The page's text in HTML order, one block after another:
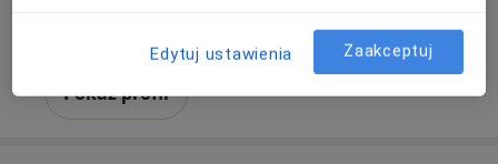
Pokaż profil
Edytuj ustawienia Zaakceptuj